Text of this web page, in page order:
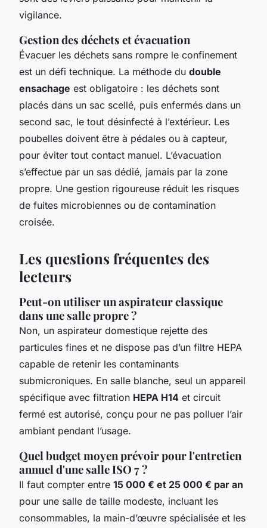
vigilance.
Gestion des déchets et évacuation
Évacuer les déchets sans rompre le confinement
est un défi technique. La méthode du double
ensachage est obligatoire : les déchets sont
placés dans un sac scellé, puis enfermés dans un
second sac, le tout désinfecté à l’extérieur. Les
poubelles doivent être à pédales ou à capteur,
pour éviter tout contact manuel. L’évacuation
s’effectue par un sas dédié, jamais par la zone
propre. Une gestion rigoureuse réduit les risques
de fuites microbiennes ou de contamination
croisée.
Les questions fréquentes des
lecteurs
Peut-on utiliser un aspirateur classique
dans une salle propre ?
Non, un aspirateur domestique rejette des
particules fines et ne dispose pas d’un filtre HEPA
capable de retenir les contaminants
submicroniques. En salle blanche, seul un appareil
spécifique avec filtration HEPA H14 et circuit
fermé est autorisé, conçu pour ne pas polluer l’air
ambiant pendant l’usage.
Quel budget moyen prévoir pour l'entretien
annuel d'une salle ISO 7 ?
Il faut compter entre 15 000 € et 25 000 € par an
pour une salle de taille modeste, incluant les
consommables, la main-d’œuvre spécialisée et les